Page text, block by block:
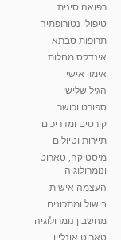
10:17
01:37
01:46
05:37
רפואה סינית
טיפולי נטורופתיה
תרופות סבתא
אינדקס מחלות
אימון אישי
הגיל שלישי
ספורט וכושר
קורסים ומדריכים
תיירות וטיולים
מיסטיקה, טארוט
ונומרולוגיה
העצמה אישית
בישול ומתכונים
מחשבון נומרולוגיה
טארוט אונליין